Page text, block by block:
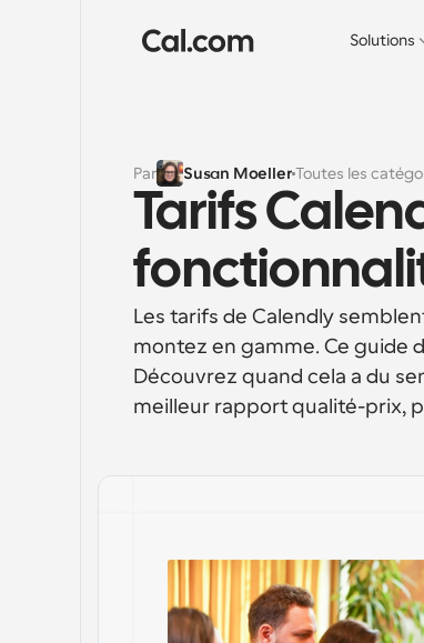
Solutions
Par Susan MoellerToutes les
Tarifs
Les tarifs de Calendly
montez en gamme. Ce guide
Découvrez quand cela a du
meilleur rapport qualité-prix,